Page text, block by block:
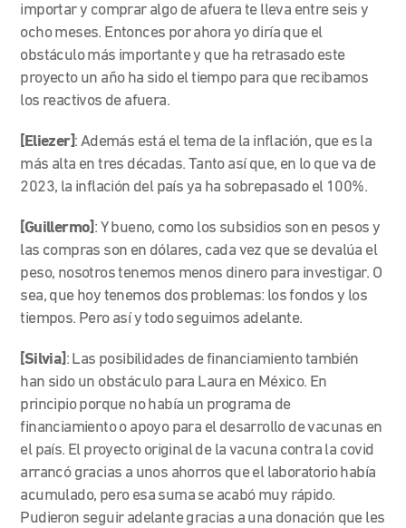
importar y comprar algo de afuera te lleva entre seis y
ocho meses. Entonces por ahora yo diría que el
obstáculo más importante y que ha retrasado este
proyecto un año ha sido el tiempo para que recibamos
los reactivos de afuera.
[Eliezer]: Además está el tema de la inflación, que es la
más alta en tres décadas. Tanto así que, en lo que va de
2023, la inflación del país ya ha sobrepasado el 100%.
[Guillermo] : Y bueno, como los subsidios son en pesos y
las compras son en dólares, cada vez que se devalúa el
peso, nosotros tenemos menos dinero para investigar. O
sea, que hoy tenemos dos problemas: los fondos y los
tiempos. Pero así y todo seguimos adelante.
[Silvia] : Las posibilidades de financiamiento también
han sido un obstáculo para Laura en México. En
principio porque no había un programa de
financiamiento o apoyo para el desarrollo de vacunas en
el país. El proyecto original de la vacuna contra la covid
arrancó gracias a unos ahorros que el laboratorio había
acumulado, pero esa suma se acabó muy rápido.
Pudieron seguir adelante gracias a una donación que les